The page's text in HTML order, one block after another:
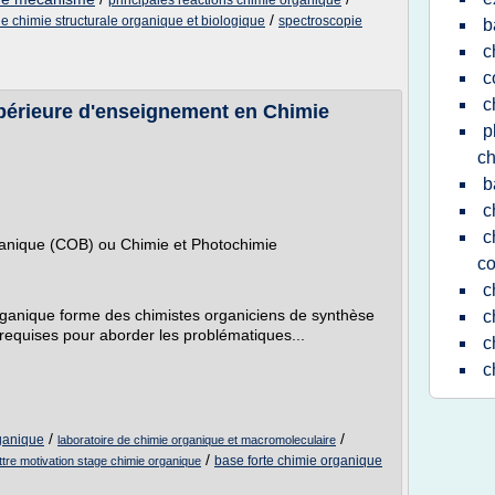
chimie structurale organique et biologique / spectroscopie
d'enseignement en Chimie
(COB) ou Chimie et Photochimie
forme des chimistes organiciens de synthèse
pour aborder les problématiques...
/ laboratoire de chimie organique et macromoleculaire /
motivation stage chimie organique / base forte chimie organique